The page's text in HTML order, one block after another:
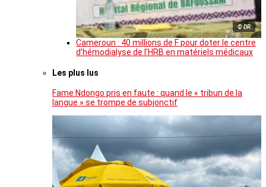
© DR
Cameroun : 40 millions de F pour doter le centre
d’hémodialyse de l’HRB en matériels médicaux
Les plus lus
Fame Ndongo pris en faute : quand le « tribun de la
langue » se trompe de subjonctif